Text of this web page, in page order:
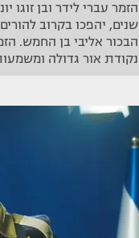
הזמר עברי לידר ובן זוגו
שנים, יהפכו בקרוב
הבכור אליבי בן החמש.
נקודת אור גדולה